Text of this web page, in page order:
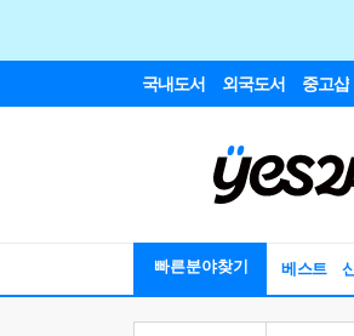
국내도서 외국도서 중고샵
빠른분야찾기 베스트